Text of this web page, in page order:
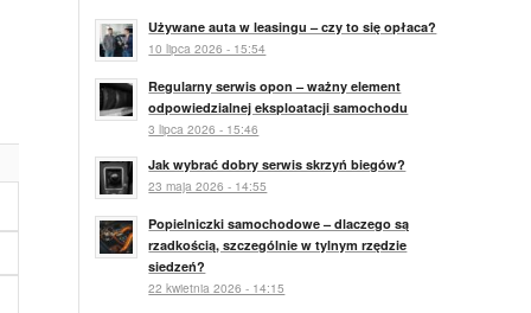
Używane auta w leasingu – czy to się opłaca?
10 lipca 2026 - 15:54
Regularny serwis opon – ważny element
odpowiedzialnej eksploatacji samochodu
3 lipca 2026 - 15:46
Jak wybrać dobry serwis skrzyń biegów?
23 maja 2026 - 14:55
Popielniczki samochodowe – dlaczego są
rzadkością, szczególnie w tylnym rzędzie
siedzeń?
22 kwietnia 2026 - 14:15